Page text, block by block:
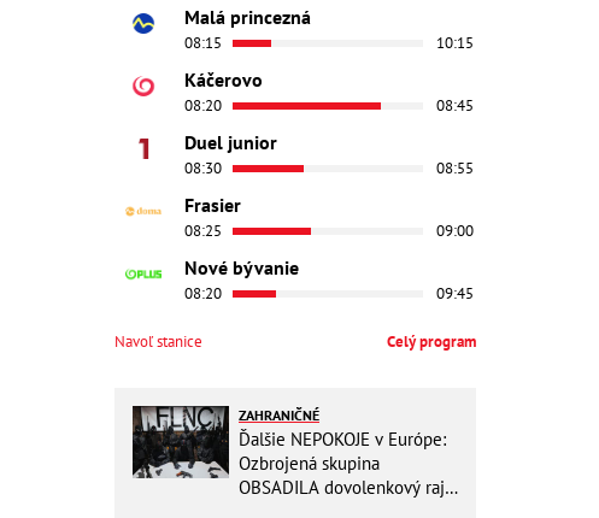
Malá princezná
08:15 10:15
Káčerovo
08:20 08:45
Duel junior
08:30 08:55
Frasier
08:25 09:00
Nové bývanie
08:20 09:45
Navoľ stanice Celý program
ZAHRANIČNÉ
Ďalšie NEPOKOJE v Európe:
Ozbrojená skupina
OBSADILA dovolenkový raj,